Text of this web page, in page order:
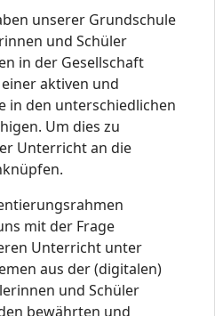
unserer Grundschule
und Schüler
in der Gesellschaft
aktiven und
in den unterschiedlichen
Um dies zu
Unterricht an die
mit der Frage
Unterricht unter
aus der (digitalen)
und Schüler
bewährten und